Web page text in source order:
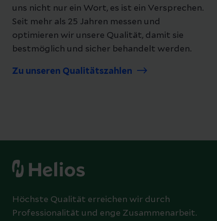
uns nicht nur ein Wort, es ist ein Versprechen.
Seit mehr als 25 Jahren messen und
optimieren wir unsere Qualität, damit sie
bestmöglich und sicher behandelt werden.
Zu unseren Qualitätszahlen
Höchste Qualität erreichen wir durch
Professionalität und enge Zusammenarbeit.